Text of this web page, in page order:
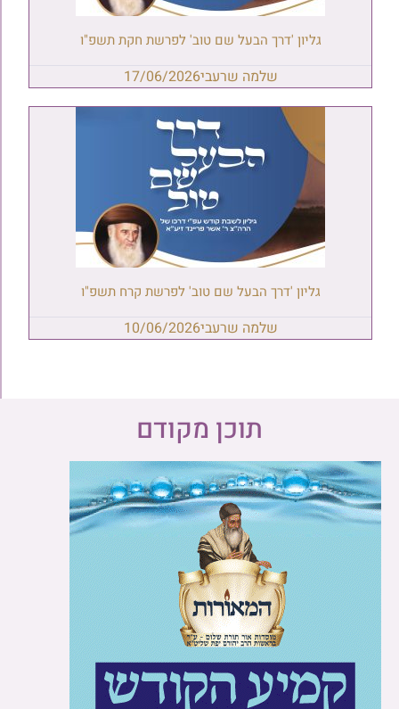
גליון 'דרך הבעל שם טוב' לפרשת חקת תשפ"ו
שלמה שרעבי17/06/2026
גליון 'דרך הבעל שם טוב' לפרשת קרח תשפ"ו
שלמה שרעבי10/06/2026
תוכן מקודם